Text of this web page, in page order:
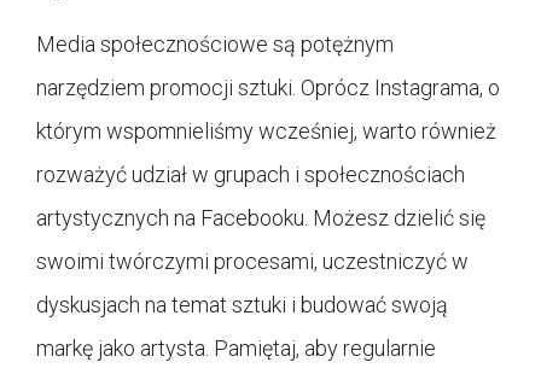
Media społecznościowe są potężnym
narzędziem promocji sztuki. Oprócz Instagrama, o
którym wspomnieliśmy wcześniej, warto również
rozważyć udział w grupach i społecznościach
artystycznych na Facebooku. Możesz dzielić się
swoimi twórczymi procesami, uczestniczyć w
dyskusjach na temat sztuki i budować swoją
markę jako artysta. Pamiętaj, aby regularnie